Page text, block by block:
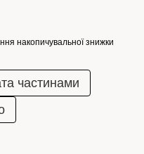
накопичувальної знижки
частинами